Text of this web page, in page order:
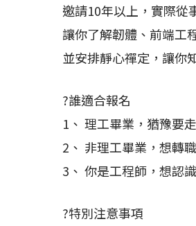
邀請10年以上，實際從
讓你了解韌體、前端工
並安排靜心禪定，讓你
?誰適合報名
1、 理工畢業，猶豫要
2、 非理工畢業，想轉
3、 你是工程師，想認
?特別注意事項